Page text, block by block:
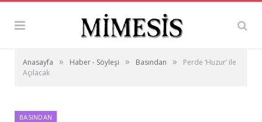
Anasayfa » Haber - Söyleşi » Basından »
Perde ‘Huzur’ ile
Açılacak
BASINDAN